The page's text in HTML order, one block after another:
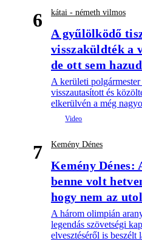
6 kátai - németh vilmos
A gyűlölködő
visszaküldték a
de ott sem
A kerületi
visszautasított és
elkerülvén a még
7 Kemény Dénes
Kemény Dénes:
benne volt
hogy nem az
A három olimpián
legendás szövetségi
elvesztéséről is beszélt